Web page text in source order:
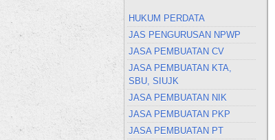
HUKUM PERDATA
JAS PENGURUSAN NPWP
JASA PEMBUATAN CV
JASA PEMBUATAN KTA,
SBU, SIUJK
JASA PEMBUATAN NIK
JASA PEMBUATAN PKP
JASA PEMBUATAN PT